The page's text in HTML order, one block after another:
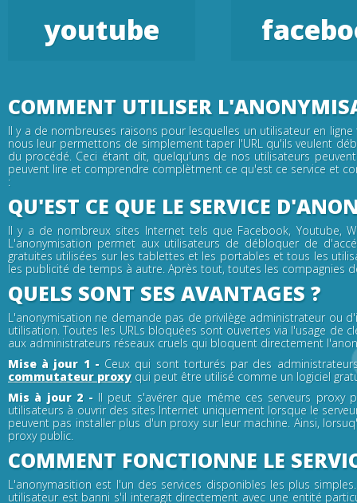
youtube
COMMENT UTILISER
Il y a de nombreuses raisons pour lesquelles un utilisateur en
nous leur permettons de simplement taper l'URL qu'ils veulent
du procédé. Ceci étant dit, quelqu'uns de nos utilisateurs
peuvent lire et comprendre complètment ce qu'est ce service et
:
QU'EST CE QUE LE SERVICE
Il y a de nombreux sites Internet tels que Facebook, Youtube,
L'anonymisation permet aux utilisateurs de débloquer de
gratuites utilisées sur les tablettes et les portables et tous les
les publicité de temps à autre. Après tout, toutes les compagnies
QUELS SONT SES AVANTAGES ?
L'anonymisation ne demande pas de privilège administrateur ou
utilisation. Toutes les URLs bloquées sont ouvertes via l'usage de
aux administrateurs réseaux cruels qui bloquent directement
Mise à jour 1 - Ceux qui sont torturés par des
commutateur proxy qui peut être utilisé comme un logiciel
Mis à jour 2 - Il peut s'avérer que même ces serveurs proxy
utilisateurs à ouvrir des sites Internet uniquement lorsque le
peuvent pas installer plus d'un proxy sur leur machine. Ainsi,
proxy public.
COMMENT FONCTIONNE LE
L'anonymasition est l'un des services disponibles les plus
utilisateur est banni s'il interagit directement avec une entité